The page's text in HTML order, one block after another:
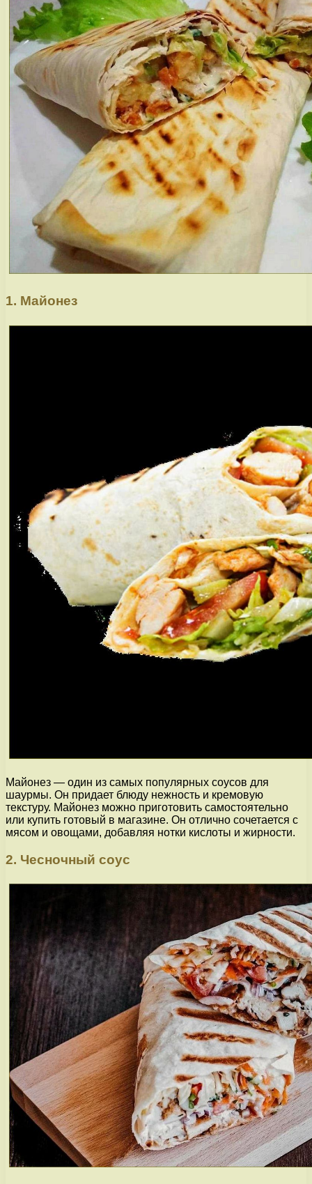
1. Майонез
Майонез — один из самых популярных соусов для
шаурмы. Он придает блюду нежность и кремовую
текстуру. Майонез можно приготовить самостоятельно
или купить готовый в магазине. Он отлично сочетается с
мясом и овощами, добавляя нотки кислоты и жирности.
2. Чесночный соус